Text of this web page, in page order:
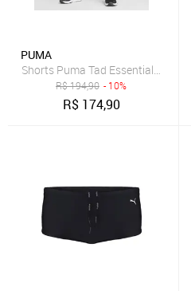
PUMA
Shorts Puma Tad Essentials 7 Preto
R$194,90 - 10%
R$ 174,90